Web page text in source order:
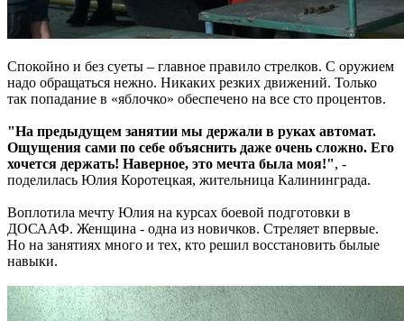
Спокойно и без суеты – главное правило стрелков. С оружием
надо обращаться нежно. Никаких резких движений. Только
так попадание в «яблочко» обеспечено на все сто процентов.
"На предыдущем занятии мы держали в руках автомат.
Ощущения сами по себе объяснить даже очень сложно. Его
хочется держать! Наверное, это мечта была моя!", -
поделилась Юлия Коротецкая, жительница Калининграда.
Воплотила мечту Юлия на курсах боевой подготовки в
ДОСААФ. Женщина - одна из новичков. Стреляет впервые.
Но на занятиях много и тех, кто решил восстановить былые
навыки.